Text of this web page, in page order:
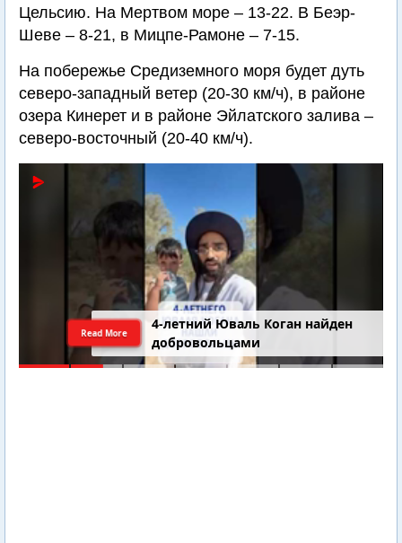
Цельсию. На Мертвом море – 13-22. В Беэр-
Шеве – 8-21, в Мицпе-Рамоне – 7-15.
На побережье Средиземного моря будет дуть
северо-западный ветер (20-30 км/ч), в районе
озера Кинерет и в районе Эйлатского залива –
северо-восточный (20-40 км/ч).
4-летний Юваль Коган найден
добровольцами
Read More